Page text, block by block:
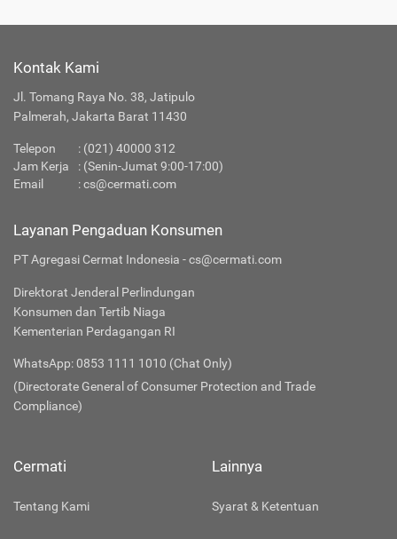
Kontak Kami
Jl. Tomang Raya No. 38, Jatipulo
Palmerah, Jakarta Barat 11430
Telepon : (021) 40000 312
Jam Kerja
: (Senin-Jumat 9:00-17:00)
Email
:cs@cermati.com
Layanan Pengaduan Konsumen
PT Agregasi Cermat Indonesia - cs@cermati.com
Direktorat Jenderal Perlindungan
Konsumen dan Tertib Niaga
Kementerian Perdagangan RI
WhatsApp: 0853 1111 1010 (Chat Only)
(Directorate General of Consumer Protection and Trade
Compliance)
Cermati
Tentang Kami
Lainnya
Syarat & Ketentuan